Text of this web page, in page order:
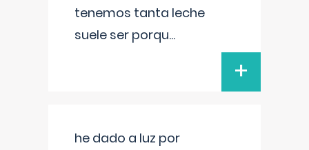
tenemos tanta leche
suele ser porqu...
+
he dado a luz por